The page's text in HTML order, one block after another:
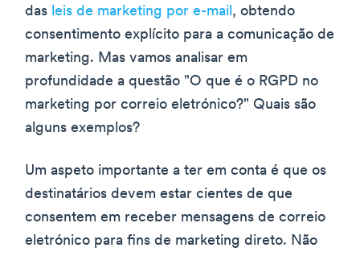
das leis de marketing por e-mail, obtendo
consentimento explícito para a comunicação de
marketing. Mas vamos analisar em
profundidade a questão "O que é o RGPD no
marketing por correio eletrónico?" Quais são
alguns exemplos?
Um aspeto importante a ter em conta é que os
destinatários devem estar cientes de que
consentem em receber mensagens de correio
eletrónico para fins de marketing direto. Não